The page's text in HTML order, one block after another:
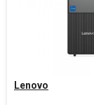
Lenovo